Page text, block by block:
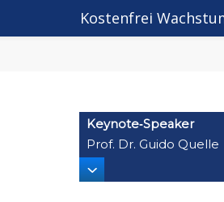
Keynote‑Speaker
Prof. Dr. Guido Quelle
Kostenfrei